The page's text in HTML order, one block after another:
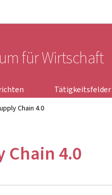
für Wirtschaft
Tätigkeitsfelder
Chain 4.0
Chain 4.0